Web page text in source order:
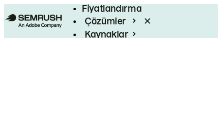
Fiyatlandırma
Çözümler
Kaynaklar